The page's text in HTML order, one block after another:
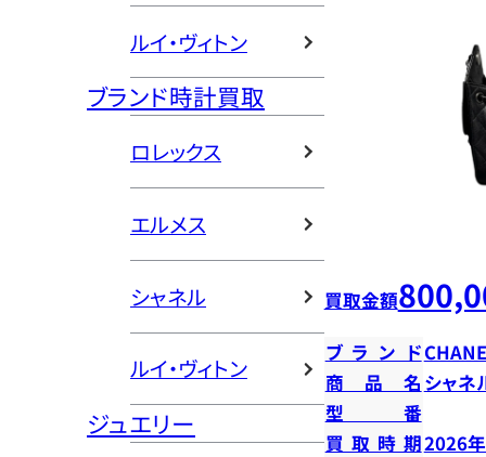
ルイ・ヴィトン
ブランド時計買取
ロレックス
エルメス
シャネル
ルイ・ヴィトン
ジュエリー
買取金額
ブランド
商品名 シャネ
型番
買取時期2026